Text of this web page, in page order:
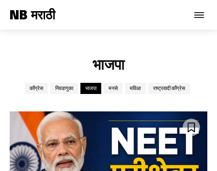
NB मराठी
भाजपा
काँग्रेस निवडणुका भाजपा मनसे मविआ राष्ट्रवादी काँग्रेस